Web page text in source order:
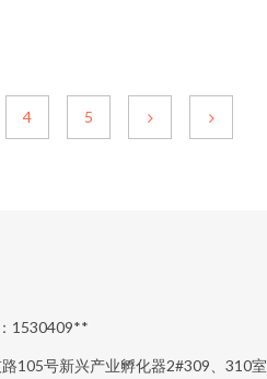
4 5
1530409**
105号新兴产业孵化器2#309、310室